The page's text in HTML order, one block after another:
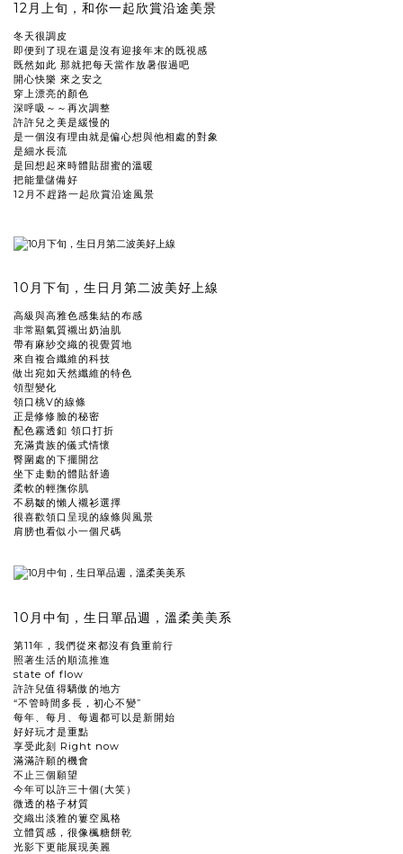
12月上旬，和你一起欣賞沿途美景
冬天很調皮
即便到了現在還是沒有迎接年末的既視感
既然如此 那就把每天當作放暑假過吧
開心快樂 來之安之
穿上漂亮的顏色
深呼吸～～再次調整
許許兒之美是緩慢的
是一個沒有理由就是偏心想與他相處的對象
是細水長流
是回想起來時體貼甜蜜的溫暖
把能量儲備好
12月不趕路一起欣賞沿途風景
10月下旬，生日月第二波美好上線
高級與高雅色感集結的布感
非常顯氣質襯出奶油肌
帶有麻紗交織的視覺質地
來自複合纖維的科技
做出宛如天然纖維的特色
領型變化
領口桃V的線條
正是修修臉的秘密
配色霧透釦 領口打折
充滿貴族的儀式情懷
臀圍處的下擺開岔
坐下走動的體貼舒適
柔軟的輕撫你肌
不易皺的懶人襯衫選擇
很喜歡領口呈現的線條與風景
肩膀也看似小一個尺碼
10月中旬，生日單品週，溫柔美美系
第11年，我們從來都沒有負重前行
照著生活的順流推進
state of flow
許許兒值得驕傲的地方
“不管時間多長，初心不變”
每年、每月、每週都可以是新開始
好好玩才是重點
享受此刻 Right now
滿滿許願的機會
不止三個願望
今年可以許三十個(大笑）
微透的格子材質
交織出淡雅的簍空風格
立體質感，很像楓糖餅乾
光影下更能展現美麗